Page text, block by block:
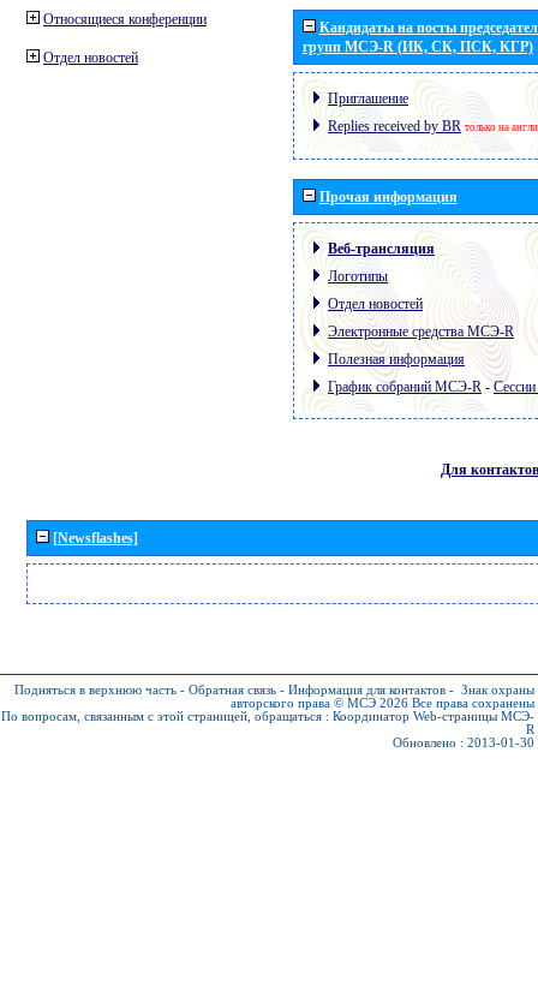
Относящиеся конференции
Отдел новостей
Кандидаты на посты
групп МСЭ-R (ИК, СК, ПСК, КГР)
Приглашение
Replies received by BR только на
Прочая информация
Веб-трансляция
Логотипы
Отдел новостей
Электронные средства МСЭ-R
Полезная информация
График собраний МСЭ-R -
Для контактов
[Newsflashes]
Подняться в верхнюю часть - Обратная связь - Информация для контактов - Знак охраны
авторского права © МСЭ 2026 Все права сохранены
По вопросам, связанным с этой страницей, обращаться : Координатор Web-страницы МСЭ-
R
Обновлено : 2013-01-30